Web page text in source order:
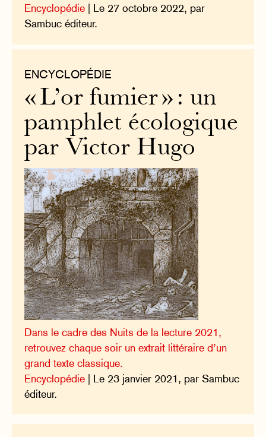
Encyclopédie | Le 27 octobre 2022, par
Sambuc éditeur.
ENCYCLOPÉDIE
« L’or fumier » : un
pamphlet écologique
par Victor Hugo
Dans le cadre des Nuits de la lecture 2021,
retrouvez chaque soir un extrait littéraire d’un
grand texte classique.
Encyclopédie | Le 23 janvier 2021, par Sambuc
éditeur.